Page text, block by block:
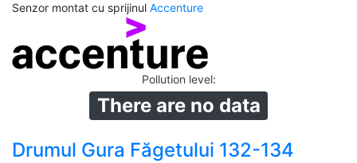
Senzor montat cu sprijinul Accenture
Pollution level:
There are no data
Drumul Gura Făgetului 132-134